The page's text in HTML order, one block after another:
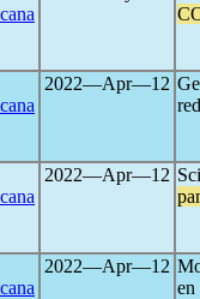
2022―Apr―12
2022―Apr―12
2022―Apr―12
en